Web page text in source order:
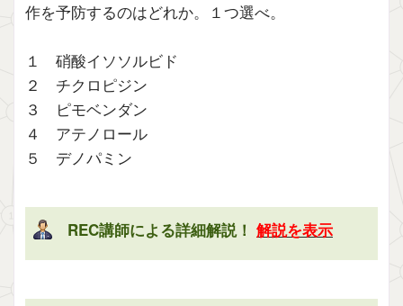
作を予防するのはどれか。１つ選べ。
１ 硝酸イソソルビド
２ チクロピジン
３ ピモベンダン
４ アテノロール
５ デノパミン
REC講師による詳細解説！ 解説を表示